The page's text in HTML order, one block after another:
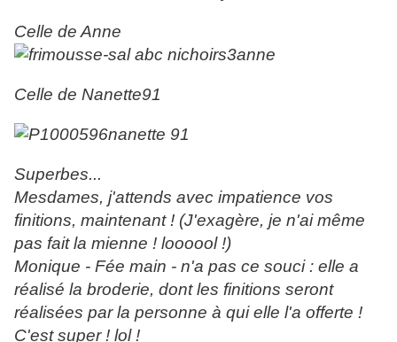
Celle de Anne
Celle de Nanette91
Superbes...
Mesdames, j'attends avec impatience vos
finitions, maintenant ! (J'exagère, je n'ai même
pas fait la mienne ! loooool !)
Monique - Fée main - n'a pas ce souci : elle a
réalisé la broderie, dont les finitions seront
réalisées par la personne à qui elle l'a offerte !
C'est super ! lol !